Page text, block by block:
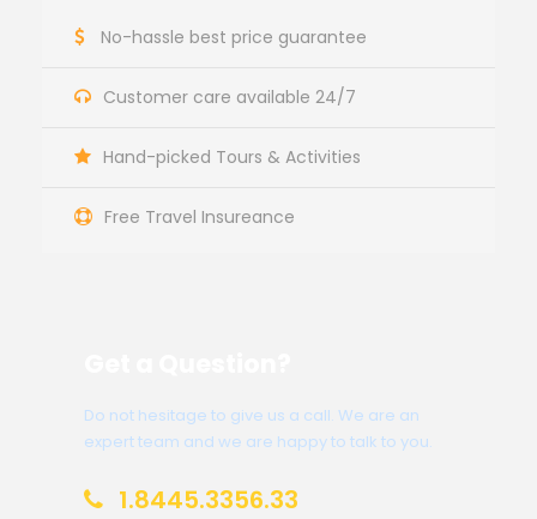
No-hassle best price guarantee
Customer care available 24/7
Hand-picked Tours & Activities
Free Travel Insureance
Do not hesitage to give us a call. We are an
expert team and we are happy to talk to you.
1.8445.3356.33